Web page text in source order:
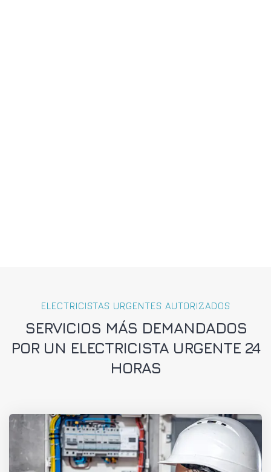
ELECTRICISTAS URGENTES AUTORIZADOS
SERVICIOS MÁS DEMANDADOS
POR UN ELECTRICISTA URGENTE 24
HORAS